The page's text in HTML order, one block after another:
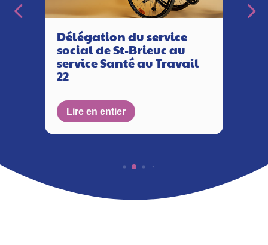
Délégation du service
social de St-Brieuc au
service Santé au Travail
22
Lire en entier